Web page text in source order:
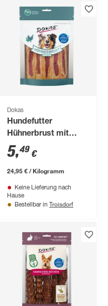
Dokas
Hundefutter
Hühnerbrust mit
Ente 220 g
5,49 €
24,95 € / Kilogramm
Keine Lieferung nach
Hause
Bestellbar in Troisdorf